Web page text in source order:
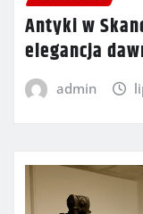
Antyki w
elegancja
admin